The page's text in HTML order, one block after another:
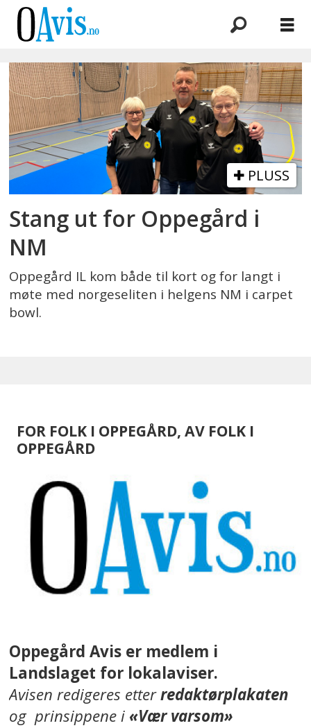
Emne:
aremark
PLUSS
Stang ut for Oppegård i
NM
Oppegård IL kom både til kort og for langt i
møte med norgeseliten i helgens NM i carpet
bowl.
FOR FOLK I OPPEGÅRD, AV FOLK I
OPPEGÅRD
Oppegård Avis er medlem i
Landslaget for lokalaviser.
Avisen redigeres etterredaktørplakaten
og prinsippene i«Vær varsom»